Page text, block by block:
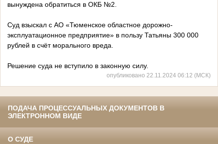
вынуждена обратиться в ОКБ №2.
Суд взыскал с АО «Тюменское областное дорожно-
эксплуатационное предприятие» в пользу Татьяны 300 000
рублей в счёт морального вреда.
Решение суда не вступило в законную силу.
опубликовано 22.11.2024 06:12 (МСК)
ПОДАЧА ПРОЦЕССУАЛЬНЫХ ДОКУМЕНТОВ В
ЭЛЕКТРОННОМ ВИДЕ
О СУДЕ